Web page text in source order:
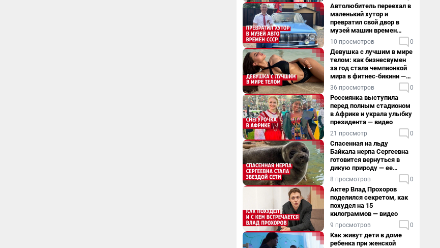
Автолюбитель переехал в
маленький хутор и
превратил свой двор в
музей машин времен
СССР. Видео
10 просмотров 0
Девушка с лучшим в мире
телом: как бизнесвумен
за год стала чемпионкой
мира в фитнес-бикини —
видео
36 просмотров 0
Россиянка выступила
перед полным стадионом
в Африке и украла улыбку
президента — видео
21 просмотр 0
Спасенная на льду
Байкала нерпа Сергеевна
готовится вернуться в
дикую природу — ее
видеоистория
8 просмотров 0
Актер Влад Прохоров
поделился секретом, как
похудел на 15
килограммов — видео
9 просмотров 0
Как живут дети в доме
ребенка при женской